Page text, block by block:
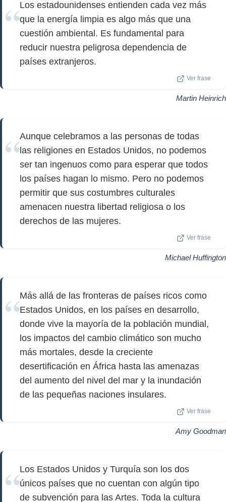
Los estadounidenses entienden cada vez más
que la energía limpia es algo más que una
cuestión ambiental. Es fundamental para
reducir nuestra peligrosa dependencia de
países extranjeros.
Ver frase
Martin Heinrich
Aunque celebramos a las personas de todas
las religiones en Estados Unidos, no podemos
ser tan ingenuos como para esperar que todos
los países hagan lo mismo. Pero no podemos
permitir que sus costumbres culturales
amenacen nuestra libertad religiosa o los
derechos de las mujeres.
Ver frase
Michael Huffington
Más allá de las fronteras de países ricos como
Estados Unidos, en los países en desarrollo,
donde vive la mayoría de la población mundial,
los impactos del cambio climático son mucho
más mortales, desde la creciente
desertificación en África hasta las amenazas
del aumento del nivel del mar y la inundación
de las pequeñas naciones insulares.
Ver frase
Amy Goodman
Los Estados Unidos y Turquía son los dos
únicos países que no cuentan con algún tipo
de subvención para las Artes. Toda la cultura